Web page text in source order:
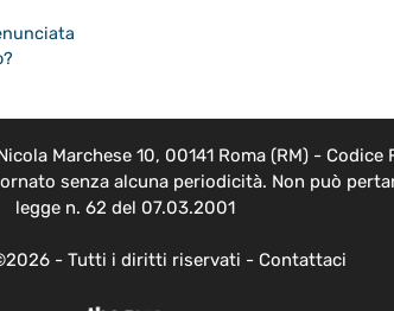
Marchese 10, 00141 Roma (RM) - Codice
senza alcuna periodicità. Non può
legge n. 62 del 07.03.2001
- Tutti i diritti riservati - Contattaci